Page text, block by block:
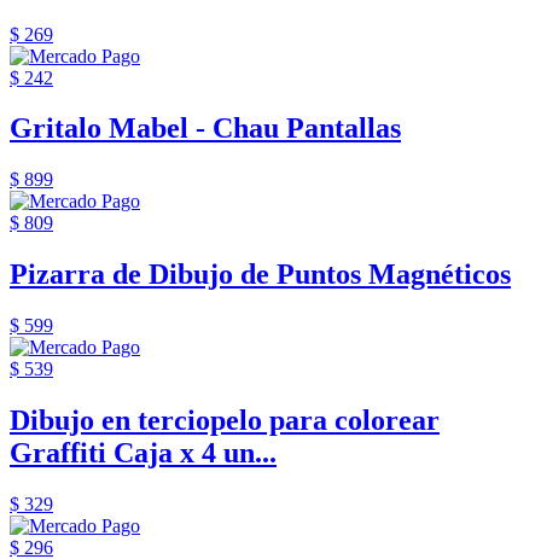
$ 269
$ 242
Gritalo Mabel - Chau Pantallas
$ 899
$ 809
Pizarra de Dibujo de Puntos Magnéticos
$ 599
$ 539
Dibujo en terciopelo para colorear
Graffiti Caja x 4 un...
$ 329
$ 296